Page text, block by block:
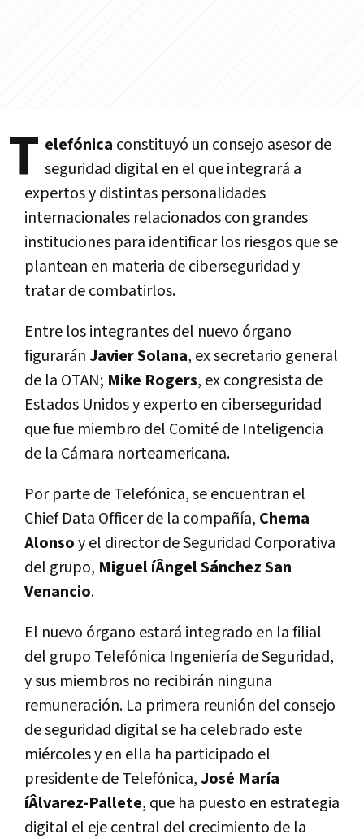
T elefónica constituyó un consejo asesor de
seguridad digital en el que integrará a
expertos y distintas personalidades
internacionales relacionados con grandes
instituciones para identificar los riesgos que se
plantean en materia de ciberseguridad y
tratar de combatirlos.
Entre los integrantes del nuevo órgano
figuraránJavier Solana, ex secretario general
de la OTAN; Mike Rogers, ex congresista de
Estados Unidos y experto en ciberseguridad
que fue miembro del Comité de Inteligencia
de la Cámara norteamericana.
Por parte de Telefónica, se encuentran el
Chief Data Officer de la compañí­a, Chema
Alonsoy el director de Seguridad Corporativa
del grupo, Miguel íÂngel Sánchez San
Venancio.
El nuevo órgano estará integrado en la filial
del grupo Telefónica Ingenierí­a de Seguridad,
y sus miembros no recibirán ninguna
remuneración. La primera reunión del consejo
de seguridad digital se ha celebrado este
miércoles y en ella ha participado el
presidente de Telefónica,José Marí­a
íÂlvarez-Pallete, que ha puesto en estrategia
digital el eje central del crecimiento de la